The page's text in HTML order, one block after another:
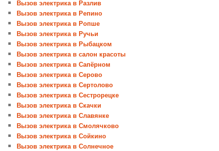
Вызов электрика в Разлив
Вызов электрика в Репино
Вызов электрика в Ропше
Вызов электрика в Ручьи
Вызов электрика в Рыбацком
Вызов электрика в салон красоты
Вызов электрика в Сапёрном
Вызов электрика в Серово
Вызов электрика в Сертолово
Вызов электрика в Сестрорецке
Вызов электрика в Скачки
Вызов электрика в Славянке
Вызов электрика в Смолячково
Вызов электрика в Сойкино
Вызов электрика в Солнечное